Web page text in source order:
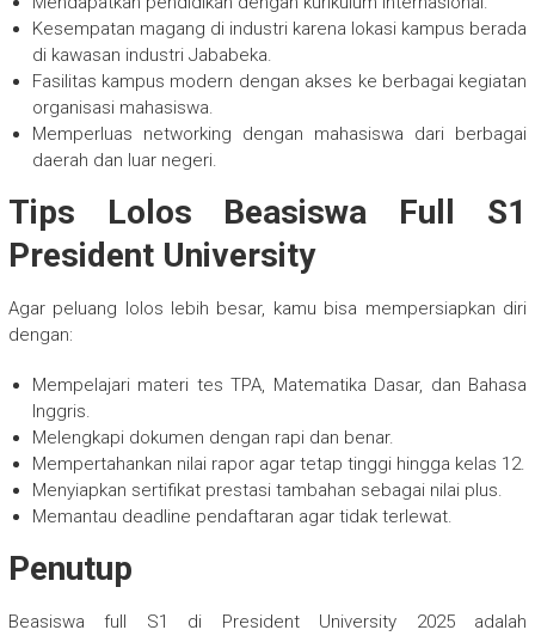
Kesempatan magang di industri karena lokasi kampus berada
di kawasan industri Jababeka.
Fasilitas kampus modern dengan akses ke berbagai kegiatan
organisasi mahasiswa.
Memperluas networking dengan mahasiswa dari berbagai
daerah dan luar negeri.
Tips Lolos Beasiswa Full S1
President University
Agar peluang lolos lebih besar, kamu bisa mempersiapkan diri
dengan:
Mempelajari materi tes TPA, Matematika Dasar, dan Bahasa
Inggris.
Melengkapi dokumen dengan rapi dan benar.
Mempertahankan nilai rapor agar tetap tinggi hingga kelas 12.
Menyiapkan sertifikat prestasi tambahan sebagai nilai plus.
Memantau deadline pendaftaran agar tidak terlewat.
Penutup
Beasiswa full S1 di President University 2025 adalah